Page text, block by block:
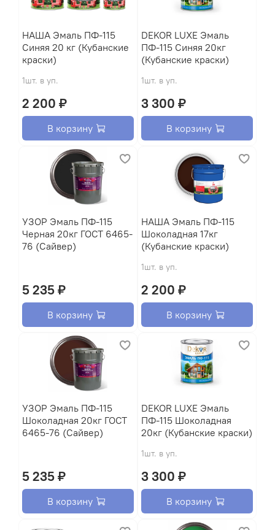
HАША Эмаль ПФ-115
Синяя 20 кг (Кубанские
краски)
1шт. в уп.
2 200 ₽
В корзину
DEKOR LUXE Эмаль
ПФ-115 Синяя 20кг
(Кубанские краски)
1шт. в уп.
3 300 ₽
В корзину
УЗОР Эмаль ПФ-115
Черная 20кг ГОСТ 6465-
76 (Сайвер)
5 235 ₽
В корзину
HАША Эмаль ПФ-115
Шоколадная 17кг
(Кубанские краски)
1шт. в уп.
2 200 ₽
В корзину
УЗОР Эмаль ПФ-115
Шоколадная 20кг ГОСТ
6465-76 (Сайвер)
5 235 ₽
В корзину
DEKOR LUXE Эмаль
ПФ-115 Шоколадная
20кг (Кубанские краски)
1шт. в уп.
3 300 ₽
В корзину